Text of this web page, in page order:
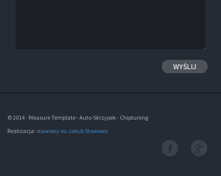
© 2014 - Measure Template - Auto-Skrzypek - Chiptuning
Realizacja: stawowy.eu Jakub Stawowy